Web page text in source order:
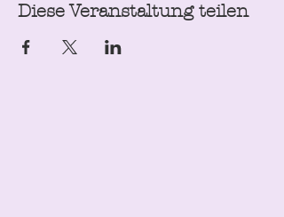
Diese Veranstaltung teilen